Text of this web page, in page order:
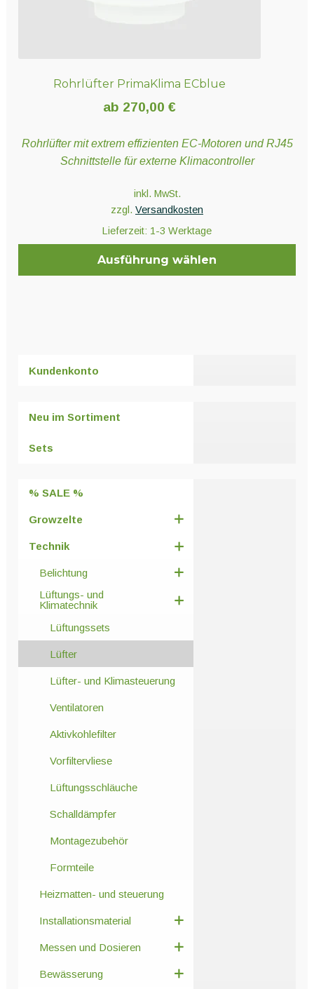
Rohrlüfter PrimaKlima ECblue
ab 270,00 €
Rohrlüfter mit extrem effizienten EC-Motoren und RJ45
Schnittstelle für externe Klimacontroller
inkl. MwSt.
zzgl. Versandkosten
Lieferzeit: 1-3 Werktage
Ausführung wählen
auf.
auf
gewählt
werden
Kundenkonto
Neu im Sortiment
Sets
% SALE %
Growzelte
Technik
Belichtung
Lüftungs- und
Klimatechnik
Lüftungssets
Lüfter
Lüfter- und Klimasteuerung
Ventilatoren
Aktivkohlefilter
Vorfiltervliese
Lüftungsschläuche
Schalldämpfer
Montagezubehör
Formteile
Heizmatten- und steuerung
Installationsmaterial
Messen und Dosieren
Bewässerung